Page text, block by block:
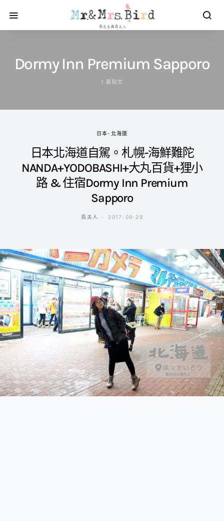
Dormy Inn Premium Sapporo
1 篇貼文
日本-北海道
日本北海道自駕。札幌-海鮮難陀
NANDA+YODOBASHI+大丸百貨+狸小
路 & 住宿Dormy Inn Premium
Sapporo
鳥夫人 2017-09-29